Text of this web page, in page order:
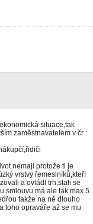
situace,tak
zaměstnavatelem v čr :
nemají protože ti je
vrstvy řemeslníků,kteří
a ovládl trh,stali se
smlouvu má ale tak max 5
takže na ně dlouho
toho opraváře až se mu